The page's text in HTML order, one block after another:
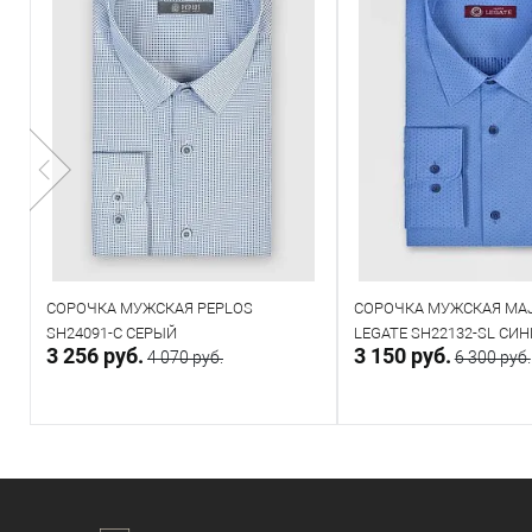
СОРОЧКА МУЖСКАЯ PEPLOS
SH24091-C СЕРЫЙ
3 256 руб. 4 070 руб.
В корзину
СОРОЧКА МУЖСКАЯ
LEGATE SH22132-SL
CARE)
3 150 руб. 6 300 руб.
В